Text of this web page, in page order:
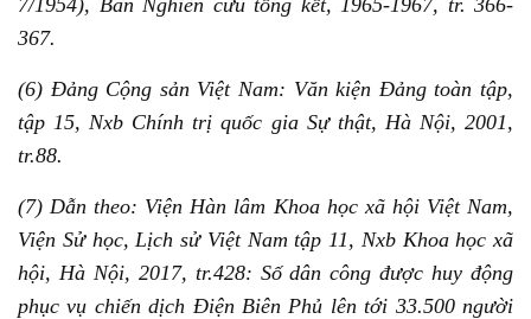
7/1954), Ban Nghiên cứu tổng kết, 1965-1967, tr. 366-
367.
(6) Đảng Cộng sản Việt Nam: Văn kiện Đảng toàn tập,
tập 15, Nxb Chính trị quốc gia Sự thật, Hà Nội, 2001,
tr.88.
(7) Dẫn theo: Viện Hàn lâm Khoa học xã hội Việt Nam,
Viện Sử học, Lịch sử Việt Nam tập 11, Nxb Khoa học xã
hội, Hà Nội, 2017, tr.428: Số dân công được huy động
phục vụ chiến dịch Điện Biên Phủ lên tới 33.500 người